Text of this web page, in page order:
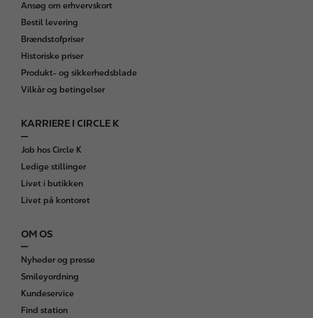
Ansøg om erhvervskort
Bestil levering
Brændstofpriser
Historiske priser
Produkt- og sikkerhedsblade
Vilkår og betingelser
KARRIERE I CIRCLE K
Job hos Circle K
Ledige stillinger
Livet i butikken
Livet på kontoret
OM OS
Nyheder og presse
Smileyordning
Kundeservice
Find station